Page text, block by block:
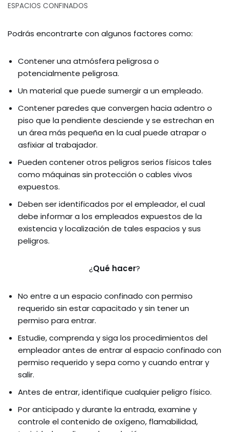
ESPACIOS CONFINADOS
Podrás encontrarte con algunos factores como:
Contener una atmósfera peligrosa o
potencialmente peligrosa.
Un material que puede sumergir a un empleado.
Contener paredes que convergen hacia adentro o
piso que la pendiente desciende y se estrechan en
un área más pequeña en la cual puede atrapar o
asfixiar al trabajador.
Pueden contener otros peligros serios físicos tales
como máquinas sin protección o cables vivos
expuestos.
Deben ser identificados por el empleador, el cual
debe informar a los empleados expuestos de la
existencia y localización de tales espacios y sus
peligros.
¿Qué hacer?
No entre a un espacio confinado con permiso
requerido sin estar capacitado y sin tener un
permiso para entrar.
Estudie, comprenda y siga los procedimientos del
empleador antes de entrar al espacio confinado con
permiso requerido y sepa como y cuando entrar y
salir.
Antes de entrar, identifique cualquier peligro físico.
Por anticipado y durante la entrada, examine y
controle el contenido de oxígeno, flamabilidad,